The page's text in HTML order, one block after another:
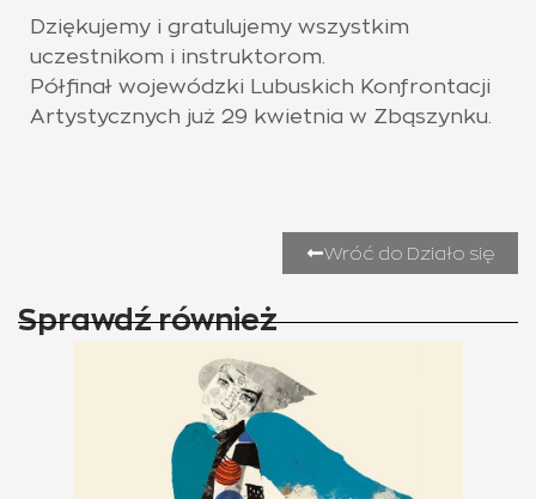
Dziękujemy i gratulujemy wszystkim
uczestnikom i instruktorom.
Półfinał wojewódzki Lubuskich Konfrontacji
Artystycznych już 29 kwietnia w Zbąszynku.
Sprawdź również
Wróć do Działo się